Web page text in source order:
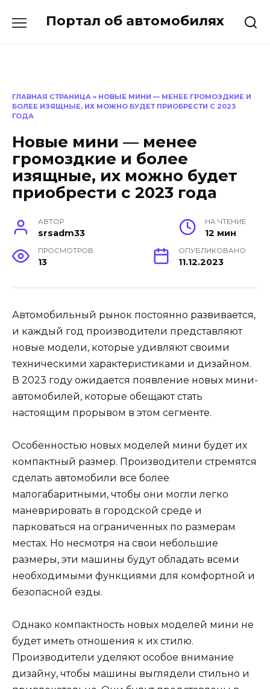
Портал об автомобилях
ГЛАВНАЯ СТРАНИЦА » НОВЫЕ МИНИ — МЕНЕЕ ГРОМОЗДКИЕ И
БОЛЕЕ ИЗЯЩНЫЕ, ИХ МОЖНО БУДЕТ ПРИОБРЕСТИ С 2023
ГОДА
Новые мини — менее
громоздкие и более
изящные, их можно будет
приобрести с 2023 года
АВТОР
srsadm33
НА ЧТЕНИЕ
12 мин
ПРОСМОТРОВ
13
ОПУБЛИКОВАНО
11.12.2023
Автомобильный рынок постоянно развивается,
и каждый год производители представляют
новые модели, которые удивляют своими
техническими характеристиками и дизайном.
В 2023 году ожидается появление новых мини-
автомобилей, которые обещают стать
настоящим прорывом в этом сегменте.
Особенностью новых моделей мини будет их
компактный размер. Производители стремятся
сделать автомобили все более
малогабаритными, чтобы они могли легко
маневрировать в городской среде и
парковаться на ограниченных по размерам
местах. Но несмотря на свои небольшие
размеры, эти машины будут обладать всеми
необходимыми функциями для комфортной и
безопасной езды.
Однако компактность новых моделей мини не
будет иметь отношения к их стилю.
Производители уделяют особое внимание
дизайну, чтобы машины выглядели стильно и